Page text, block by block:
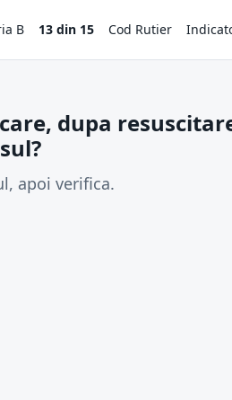
B 13 din 15 Cod Rutier
dupa
apoi verifica.